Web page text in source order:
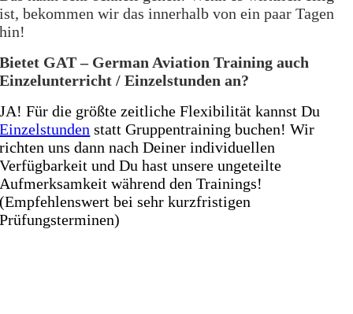
ist, bekommen wir das innerhalb von ein paar Tagen
hin!
Bietet GAT – German Aviation Training auch
Einzelunterricht / Einzelstunden an?
JA! Für die größte zeitliche Flexibilität kannst Du
Einzelstunden statt Gruppentraining buchen! Wir
richten uns dann nach Deiner individuellen
Verfügbarkeit und Du hast unsere ungeteilte
Aufmerksamkeit während den Trainings!
(Empfehlenswert bei sehr kurzfristigen
Prüfungsterminen)